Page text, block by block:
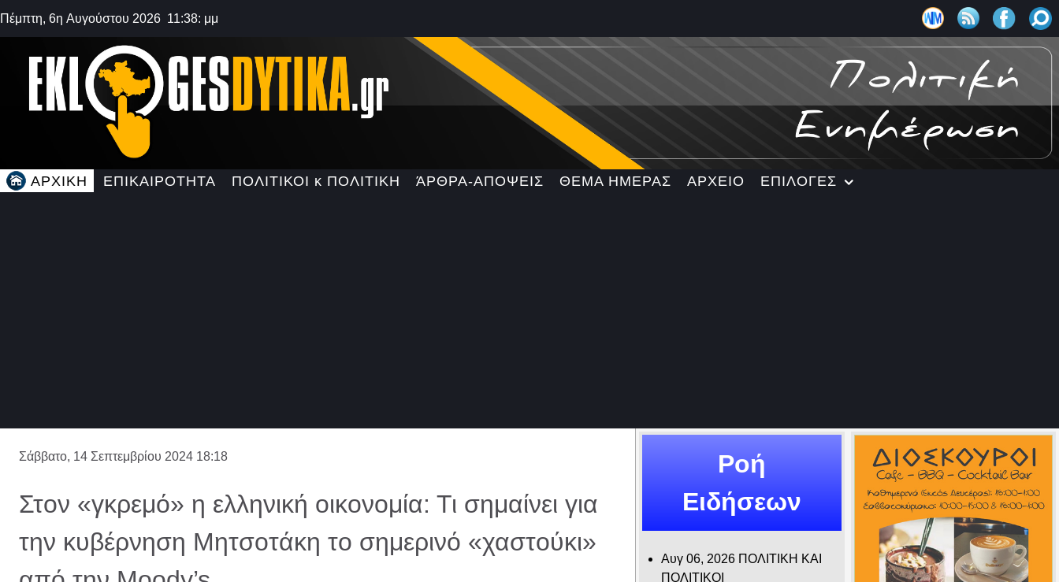
Πέμπτη, 6η Αυγούστου 2026 11:38: μμ
ΑΡΧΙΚΗ ΕΠΙΚΑΙΡΟΤΗΤΑ ΠΟΛΙΤΙΚΟΙ κ ΠΟΛΙΤΙΚΗ ΆΡΘΡΑ-ΑΠΟΨΕΙΣ ΘΕΜΑ ΗΜΕΡΑΣ ΑΡΧΕΙΟ ΕΠΙΛΟΓΕΣ
Σάββατο, 14 Σεπτεμβρίου 2024 18:18
Στον «γκρεμό» η ελληνική οικονομία: Τι σημαίνει για
την κυβέρνηση Μητσοτάκη το σημερινό «χαστούκι»
Ροή
Ειδήσεων
Αυγ 06, 2026 ΠΟΛΙΤΙΚΗ ΚΑΙ
ΠΟΛΙΤΙΚΟΙ